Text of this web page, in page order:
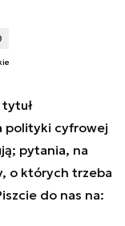
polityki cyfrowej
pytania, na
o których trzeba
do nas na: